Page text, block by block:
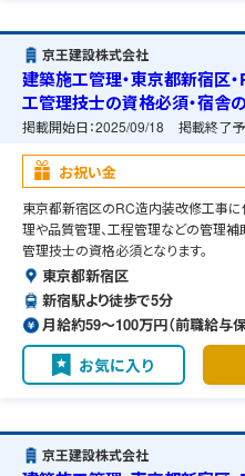
京王建設株式会社
建築施工管理・東京都新宿区
工管理技士の資格必須・宿舎
掲載開始日：2025/09/18 掲載終了予
お祝い金
東京都新宿区のRC造内装改修工事に
理や品質管理、工程管理などの管理補
管理技士の資格必須となります。
東京都新宿区
新宿駅より徒歩で5分
月給約59〜100万円（前職給与保
お気に入り
京王建設株式会社